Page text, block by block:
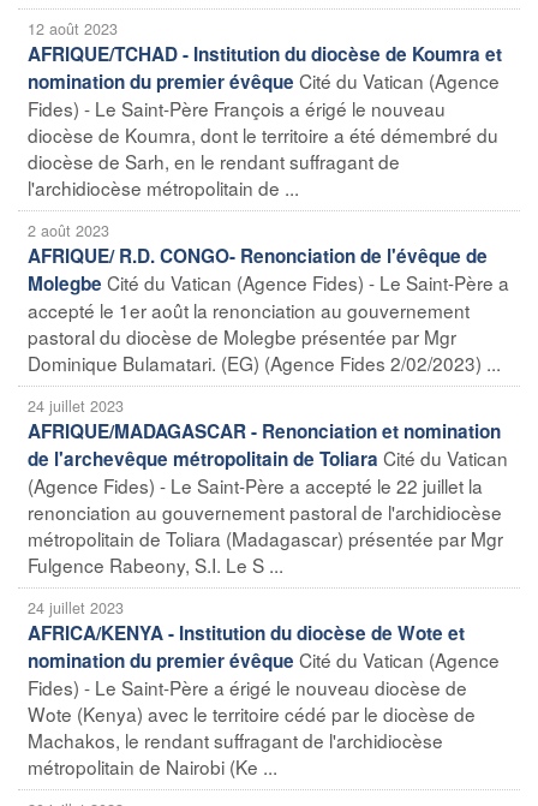
12 août 2023
AFRIQUE/TCHAD - Institution du diocèse de Koumra et
nomination du premier évêque Cité du Vatican (Agence
Fides) - Le Saint-Père François a érigé le nouveau
diocèse de Koumra, dont le territoire a été démembré du
diocèse de Sarh, en le rendant suffragant de
l'archidiocèse métropolitain de ...
2 août 2023
AFRIQUE/ R.D. CONGO- Renonciation de l'évêque de
Molegbe Cité du Vatican (Agence Fides) - Le Saint-Père a
accepté le 1er août la renonciation au gouvernement
pastoral du diocèse de Molegbe présentée par Mgr
Dominique Bulamatari. (EG) (Agence Fides 2/02/2023) ...
24 juillet 2023
AFRIQUE/MADAGASCAR - Renonciation et nomination
de l'archevêque métropolitain de Toliara Cité du Vatican
(Agence Fides) - Le Saint-Père a accepté le 22 juillet la
renonciation au gouvernement pastoral de l'archidiocèse
métropolitain de Toliara (Madagascar) présentée par Mgr
Fulgence Rabeony, S.I. Le S ...
24 juillet 2023
AFRICA/KENYA - Institution du diocèse de Wote et
nomination du premier évêque Cité du Vatican (Agence
Fides) - Le Saint-Père a érigé le nouveau diocèse de
Wote (Kenya) avec le territoire cédé par le diocèse de
Machakos, le rendant suffragant de l'archidiocèse
métropolitain de Nairobi (Ke ...